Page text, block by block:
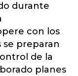
durante
con los
se preparan
de la
planes